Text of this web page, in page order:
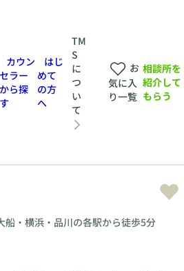
カウン
セラー
から探
す
はじ
めて
の方
へ
TM
S
に
つ
い
て
お
気に入
り一覧
相談所を
紹介して
もらう
船・横浜・品川の各駅から徒歩5分